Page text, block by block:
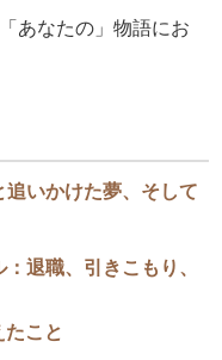
あなたの」物語にお
追いかけた夢、そして
退職、引きこもり、
こと